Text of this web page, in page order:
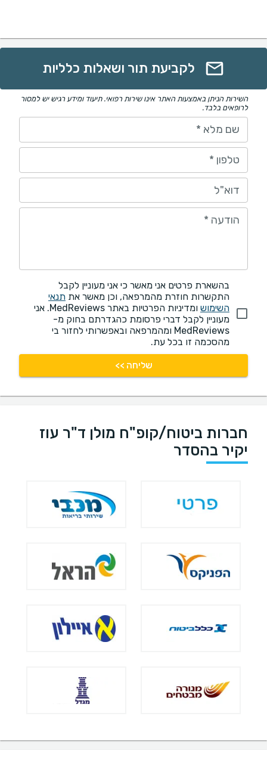
לקביעת תור ושאלות כלליות
השירות הניתן באמצעות האתר אינו שירות רפואי. תיעוד ומידע רגיש יש למסור
לרופאים בלבד.
שם מלא *
טלפון *
דוא"ל
הודעה *
בהשארת פרטים אני מאשר כי אני מעוניין לקבל
התקשרות חוזרת מהמרפאה, וכן מאשר את תנאי
השימוש
ומדיניות הפרטיות באתר MedReviews. אני
מעוניין לקבל דברי פרסומת כהגדרתם בחוק מ-
MedReviews ומהמרפאה ובאפשרותי לחזור בי
מהסכמה זו בכל עת.
שליחה >>
חברות ביטוח/קופ"ח מולן ד"ר עוז
יקיר בהסדר